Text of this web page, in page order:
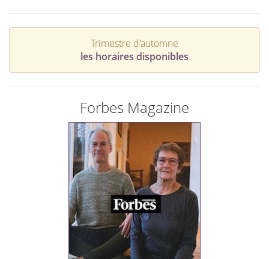
Trimestre d'automne
les horaires disponibles
Forbes Magazine